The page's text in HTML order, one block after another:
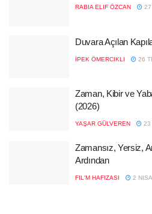
RABIA ELIF ÖZCAN 27
Duvara Açılan
İPEK ÖMERCIKLI 26
Zaman, Kibir ve
(2026)
YAŞAR GÜLVEREN 23
Zamansız, Yersiz,
Ardından
FIL'M HAFIZASI 2